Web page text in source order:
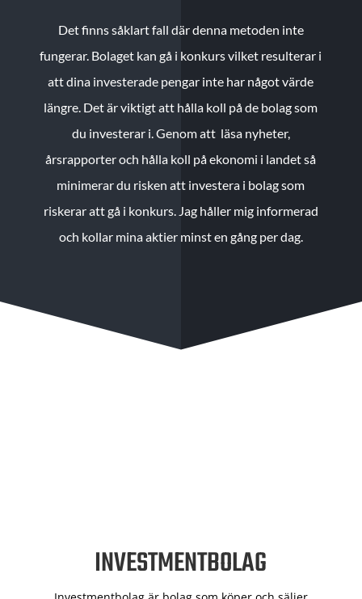
Det finns såklart fall där denna metoden inte
fungerar. Bolaget kan gå i konkurs vilket resulterar i
att dina investerade pengar inte har något värde
längre. Det är viktigt att hålla koll på de bolag som
du investerar i. Genom att läsa nyheter,
årsrapporter och hålla koll på ekonomi i landet så
minimerar du risken att investera i bolag som
riskerar att gå i konkurs. Jag håller mig informerad
och kollar mina aktier minst en gång per dag.
INVESTMENTBOLAG